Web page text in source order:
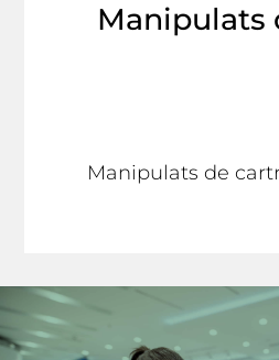
Manipulats
Manipulats de